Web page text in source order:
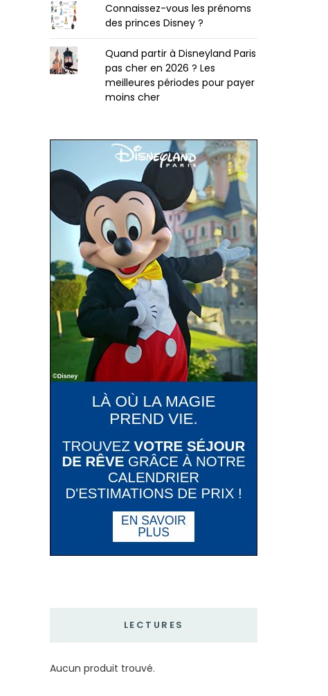
Connaissez-vous les prénoms
des princes Disney ?
Quand partir à Disneyland Paris
pas cher en 2026 ? Les
meilleures périodes pour payer
moins cher
LECTURES
Aucun produit trouvé.